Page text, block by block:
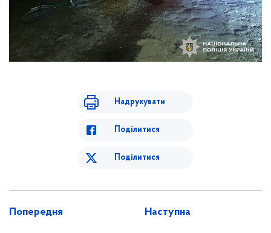
Надрукувати
Поділитися
Поділитися
Попередня Наступна